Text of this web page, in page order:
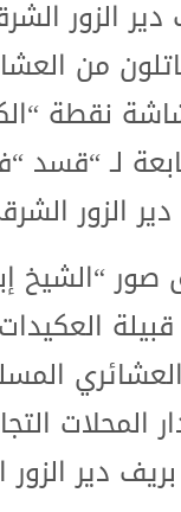
الزور
من
نقطة
لـ “قسد
الزور
“الشيخ
المحلات
دير